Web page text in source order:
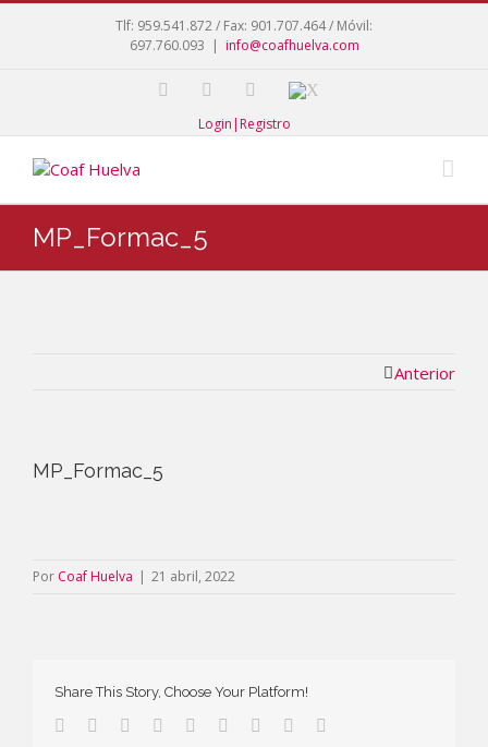
Tlf: 959.541.872 / Fax: 901.707.464 / Móvil:
697.760.093 | info@coafhuelva.com
Login|Registro
MP_Formac_5
Anterior
MP_Formac_5
Por Coaf Huelva | 21 abril, 2022
Share This Story, Choose Your Platform!